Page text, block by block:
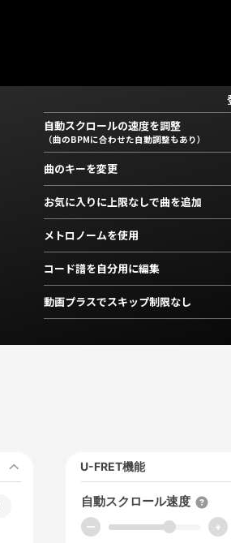
自動スクロールの速度を調整
（曲のBPMに合わせた自動調整もあり）
曲のキーを変更
お気に入りに上限なしで曲を追加
メトロノームを使用
コード譜を自分用に編集
動画プラスでスキップ制限なし
U-FRET機能
自動スクロール速度
ー +